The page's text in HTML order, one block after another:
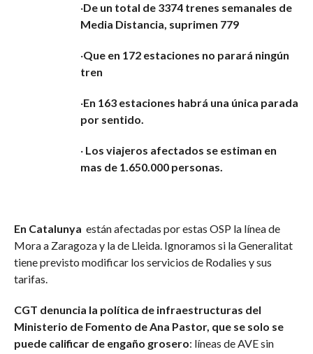
·De un total de 3374 trenes semanales de
Media Distancia, suprimen 779
·Que en 172 estaciones no parará ningún
tren
·En 163 estaciones habrá una única parada
por sentido.
· Los viajeros afectados se estiman en
mas de 1.650.000 personas.
En Catalunya están afectadas por estas OSP la línea de
Mora a Zaragoza y la de Lleida. Ignoramos si la Generalitat
tiene previsto modificar los servicios de Rodalies y sus
tarifas.
CGT denuncia la política de infraestructuras del
Ministerio de Fomento de Ana Pastor, que se solo se
puede calificar de engaño grosero: líneas de AVE sin